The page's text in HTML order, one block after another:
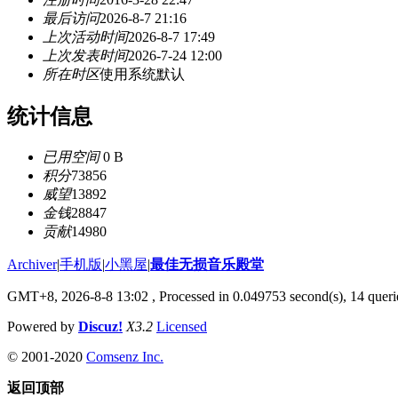
最后访问2026-8-7 21:16
上次活动时间2026-8-7 17:49
上次发表时间2026-7-24 12:00
所在时区使用系统默认
统计信息
已用空间0 B
积分73856
威望13892
金钱28847
贡献14980
Archiver|手机版|小黑屋|最佳无损音乐殿堂
GMT+8, 2026-8-8 13:02 , Processed in 0.049753 second(s), 14
Powered by Discuz! X3.2 Licensed
© 2001-2020 Comsenz Inc.
返回顶部